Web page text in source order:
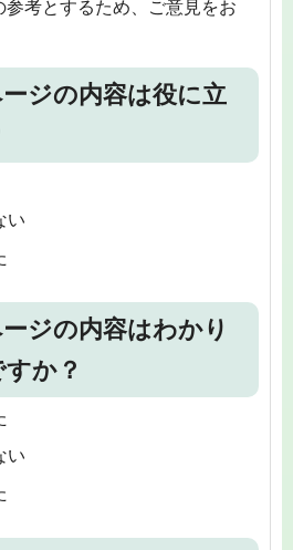
考とするため、ご意見をお
ジの内容は役に立
い
ジの内容はわかり
か？
い